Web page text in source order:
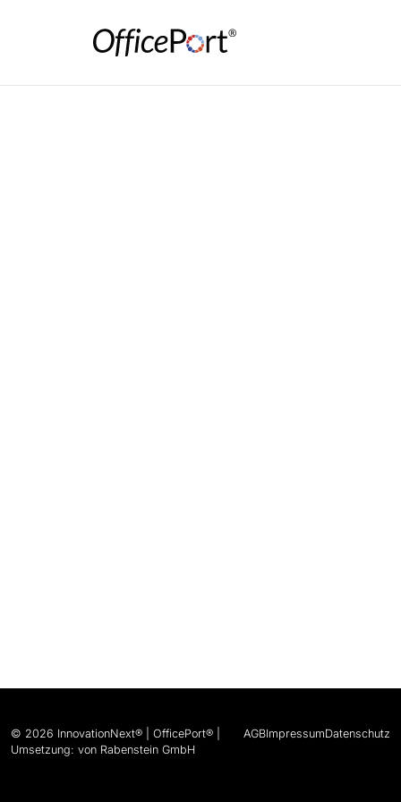
© 2026 InnovationNext® | OfficePort® |
Umsetzung: von Rabenstein GmbH
AGBImpressumDatenschutz